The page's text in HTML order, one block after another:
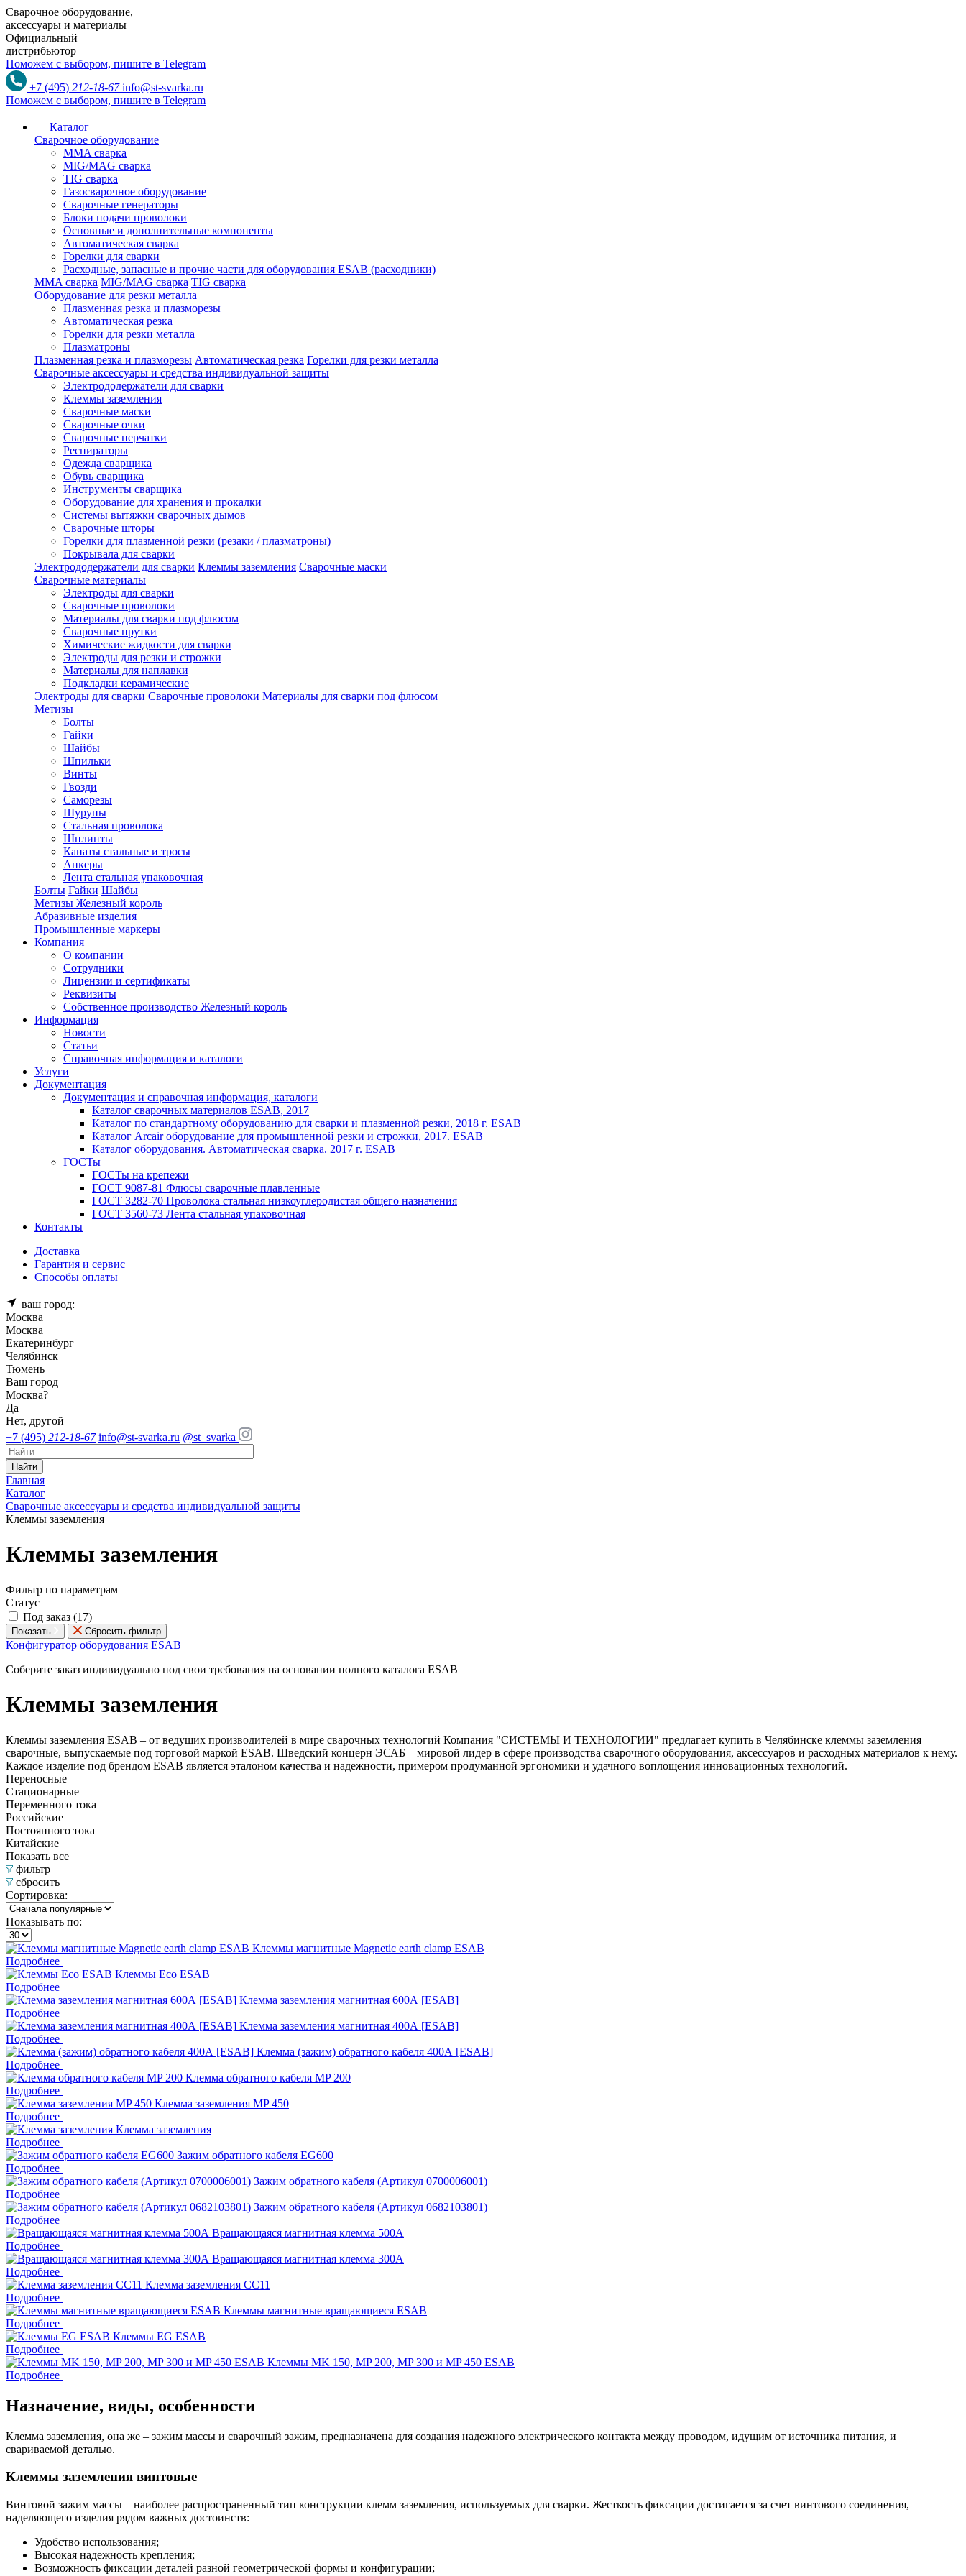
Сварочное оборудование,
аксессуары и материалы
Официальный
дистрибьютор
Поможем с выбором, пишите в Telegram
+7 (495) 212-18-67 info@st-svarka.ru
Поможем с выбором, пишите в Telegram
Каталог
Сварочное оборудование
MMA сварка
MIG/MAG сварка
TIG сварка
Газосварочное оборудование
Сварочные генераторы
Блоки подачи проволоки
Основные и дополнительные компоненты
Автоматическая сварка
Горелки для сварки
Расходные, запасные и прочие части для оборудования ESAB (расходники)
MMA сварка MIG/MAG сварка TIG сварка
Оборудование для резки металла
Плазменная резка и плазморезы
Автоматическая резка
Горелки для резки металла
Плазматроны
Плазменная резка и плазморезы Автоматическая резка Горелки для резки металла
Сварочные аксессуары и средства индивидуальной защиты
Электрододержатели для сварки
Клеммы заземления
Сварочные маски
Сварочные очки
Сварочные перчатки
Респираторы
Одежда сварщика
Обувь сварщика
Инструменты сварщика
Оборудование для хранения и прокалки
Системы вытяжки сварочных дымов
Сварочные шторы
Горелки для плазменной резки (резаки / плазматроны)
Покрывала для сварки
Электрододержатели для сварки Клеммы заземления Сварочные маски
Сварочные материалы
Электроды для сварки
Сварочные проволоки
Материалы для сварки под флюсом
Сварочные прутки
Химические жидкости для сварки
Электроды для резки и строжки
Материалы для наплавки
Подкладки керамические
Электроды для сварки Сварочные проволоки Материалы для сварки под флюсом
Метизы
Болты
Гайки
Шайбы
Шпильки
Винты
Гвозди
Саморезы
Шурупы
Стальная проволока
Шплинты
Канаты стальные и тросы
Анкеры
Лента стальная упаковочная
Болты Гайки Шайбы
Метизы Железный король
Абразивные изделия
Промышленные маркеры
Компания
О компании
Сотрудники
Лицензии и сертификаты
Реквизиты
Собственное производство Железный король
Информация
Новости
Статьи
Справочная информация и каталоги
Услуги
Документация
Документация и справочная информация, каталоги
Каталог сварочных материалов ESAB, 2017
Каталог по стандартному оборудованию для сварки и плазменной резки, 2018 г. ESAB
Каталог Arcair оборудование для промышленной резки и строжки, 2017. ESAB
Каталог оборудования. Автоматическая сварка. 2017 г. ESAB
ГОСТы
ГОСТы на крепежи
ГОСТ 9087-81 Флюсы сварочные плавленные
ГОСТ 3282-70 Проволока стальная низкоуглеродистая общего назначения
ГОСТ 3560-73 Лента стальная упаковочная
Контакты
Доставка
Гарантия и сервис
Способы оплаты
ваш город:
Москва
Москва
Екатеринбург
Челябинск
Тюмень
Ваш город
Москва?
Да
Нет, другой
+7 (495) 212-18-67 info@st-svarka.ru @st_svarka
Найти
Главная
Каталог
Сварочные аксессуары и средства индивидуальной защиты
Клеммы заземления
Клеммы заземления
Фильтр по параметрам
Статус
Под заказ (17)
Показать Сбросить фильтр
Конфигуратор оборудования ESAB
Соберите заказ индивидуально под свои требования на основании полного каталога ESAB
Клеммы заземления
Клеммы заземления ESAB – от ведущих производителей в мире сварочных технологий Компания "СИСТЕМЫ И ТЕХНОЛОГИИ" предлагает купить в Челябинске клеммы заземления
сварочные, выпускаемые под торговой маркой ESAB. Шведский концерн ЭСАБ – мировой лидер в сфере производства сварочного оборудования, аксессуаров и расходных материалов к нему.
Каждое изделие под брендом ESAB является эталоном качества и надежности, примером продуманной эргономики и удачного воплощения инновационных технологий.
Переносные
Стационарные
Переменного тока
Российские
Постоянного тока
Китайские
Показать все
фильтр
сбросить
Сортировка:
Показывать по:
Клеммы магнитные Magnetic earth clamp ESAB
Подробнее
Клеммы Eco ESAB
Подробнее
Клемма заземления магнитная 600А [ESAB]
Подробнее
Клемма заземления магнитная 400А [ESAB]
Подробнее
Клемма (зажим) обратного кабеля 400А [ESAB]
Подробнее
Клемма обратного кабеля MP 200
Подробнее
Клемма заземления MP 450
Подробнее
Клемма заземления
Подробнее
Зажим обратного кабеля EG600
Подробнее
Зажим обратного кабеля (Артикул 0700006001)
Подробнее
Зажим обратного кабеля (Артикул 0682103801)
Подробнее
Вращающаяся магнитная клемма 500А
Подробнее
Вращающаяся магнитная клемма 300А
Подробнее
Клемма заземления CC11
Подробнее
Клеммы магнитные вращающиеся ESAB
Подробнее
Клеммы EG ESAB
Подробнее
Клеммы MK 150, MP 200, MP 300 и MP 450 ESAB
Подробнее
Назначение, виды, особенности
Клемма заземления, она же – зажим массы и сварочный зажим, предназначена для создания надежного электрического контакта между проводом, идущим от источника питания, и
свариваемой деталью.
Клеммы заземления винтовые
Винтовой зажим массы – наиболее распространенный тип конструкции клемм заземления, используемых для сварки. Жесткость фиксации достигается за счет винтового соединения,
наделяющего изделия рядом важных достоинств:
Удобство использования;
Высокая надежность крепления;
Возможность фиксации деталей разной геометрической формы и конфигурации;